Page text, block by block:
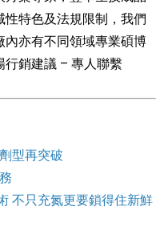
特色及法規限制，我們
亦有不同領域專業碩博
行銷建議 – 專人聯繫
型再突破
不只充氮更要鎖得住新鮮